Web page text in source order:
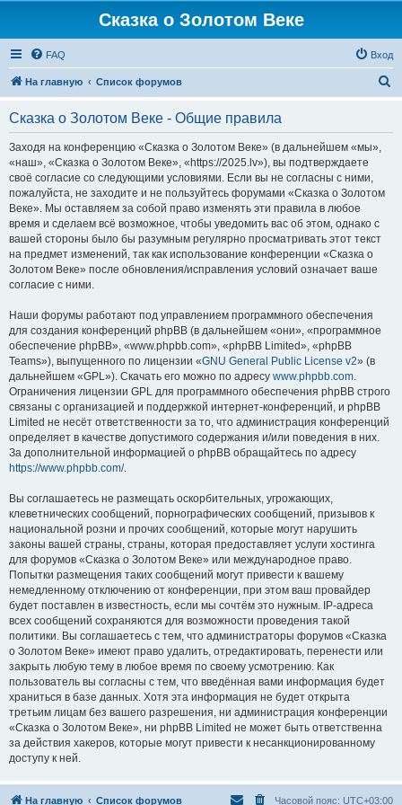
Сказка о Золотом Веке
FAQ Вход
На главную Список форумов
Сказка о Золотом Веке - Общие правила
Заходя на конференцию «Сказка о Золотом Веке» (в дальнейшем «мы»,
«наш», «Сказка о Золотом Веке», «https://2025.lv»), вы подтверждаете
своё согласие со следующими условиями. Если вы не согласны с ними,
пожалуйста, не заходите и не пользуйтесь форумами «Сказка о Золотом
Веке». Мы оставляем за собой право изменять эти правила в любое
время и сделаем всё возможное, чтобы уведомить вас об этом, однако с
вашей стороны было бы разумным регулярно просматривать этот текст
на предмет изменений, так как использование конференции «Сказка о
Золотом Веке» после обновления/исправления условий означает ваше
согласие с ними.
Наши форумы работают под управлением программного обеспечения
для создания конференций phpBB (в дальнейшем «они», «программное
обеспечение phpBB», «www.phpbb.com», «phpBB Limited», «phpBB
Teams»), выпущенного по лицензии «GNU General Public License v2» (в
дальнейшем «GPL»). Скачать его можно по адресу www.phpbb.com.
Ограничения лицензии GPL для программного обеспечения phpBB строго
связаны с организацией и поддержкой интернет-конференций, и phpBB
Limited не несёт ответственности за то, что администрация конференций
определяет в качестве допустимого содержания и/или поведения в них.
За дополнительной информацией о phpBB обращайтесь по адресу
https://www.phpbb.com/.
Вы соглашаетесь не размещать оскорбительных, угрожающих,
клеветнических сообщений, порнографических сообщений, призывов к
национальной розни и прочих сообщений, которые могут нарушить
законы вашей страны, страны, которая предоставляет услуги хостинга
для форумов «Сказка о Золотом Веке» или международное право.
Попытки размещения таких сообщений могут привести к вашему
немедленному отключению от конференции, при этом ваш провайдер
будет поставлен в известность, если мы сочтём это нужным. IP-адреса
всех сообщений сохраняются для возможности проведения такой
политики. Вы соглашаетесь с тем, что администраторы форумов «Сказка
о Золотом Веке» имеют право удалить, отредактировать, перенести или
закрыть любую тему в любое время по своему усмотрению. Как
пользователь вы согласны с тем, что введённая вами информация будет
храниться в базе данных. Хотя эта информация не будет открыта
третьим лицам без вашего разрешения, ни администрация конференции
«Сказка о Золотом Веке», ни phpBB Limited не может быть ответственна
за действия хакеров, которые могут привести к несанкционированному
доступу к ней.
На главную Список форумов Часовой пояс: UTC+03:00